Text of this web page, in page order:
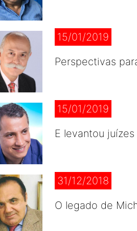
15/01/2019
Perspectivas
15/01/2019
E levantou
31/12/2018
O legado de